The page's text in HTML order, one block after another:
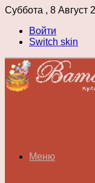
Суббота , 8 Август
Войти
Switch skin
Меню